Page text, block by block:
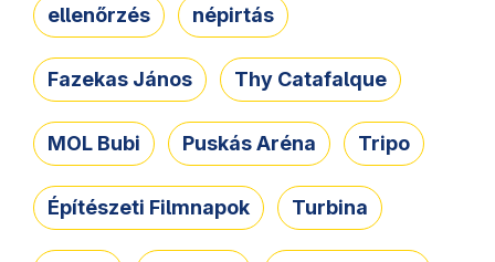
ellenőrzés népirtás
Fazekas János Thy Catafalque
MOL Bubi Puskás Aréna Tripo
Építészeti Filmnapok Turbina